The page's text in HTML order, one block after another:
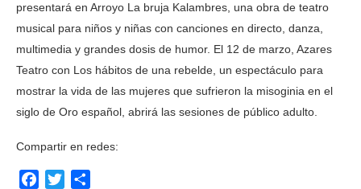
presentará en Arroyo La bruja Kalambres, una obra de teatro
musical para niños y niñas con canciones en directo, danza,
multimedia y grandes dosis de humor. El 12 de marzo, Azares
Teatro con Los hábitos de una rebelde, un espectáculo para
mostrar la vida de las mujeres que sufrieron la misoginia en el
siglo de Oro español, abrirá las sesiones de público adulto.
Compartir en redes:
Facebook
Twitter